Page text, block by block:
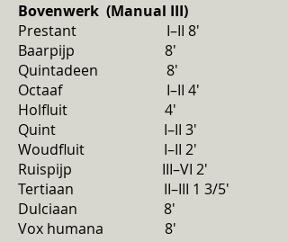
Bovenwerk (Manual III)
Prestant I–II 8'
Baarpijp 8'
Quintadeen 8'
Octaaf I–II 4'
Holfluit 4'
Quint I–II 3'
Woudfluit I–II 2'
Ruispijp III–VI 2'
Tertiaan II–III 1 3/5'
Dulciaan 8'
Vox humana 8'